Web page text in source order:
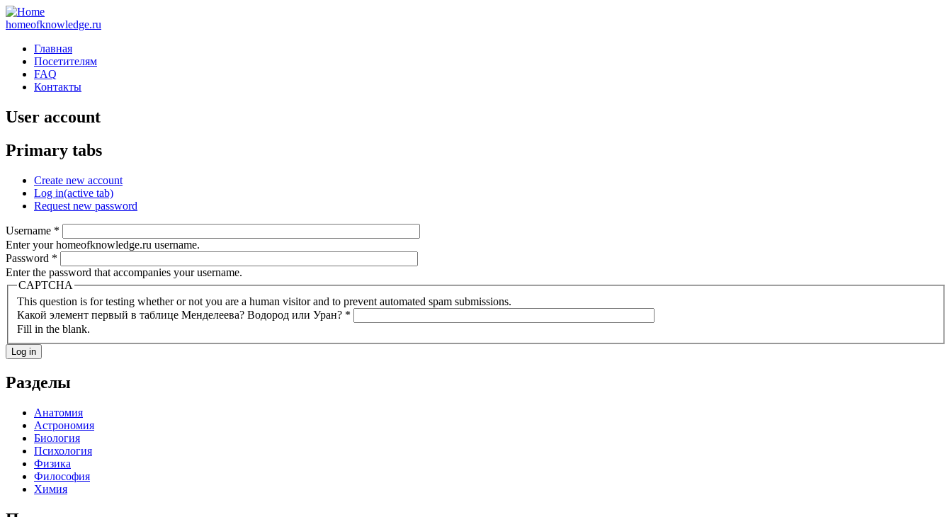
homeofknowledge.ru
Главная
Посетителям
FAQ
Контакты
User account
Primary tabs
Create new account
Log in(active tab)
Request new password
Username *
Enter your homeofknowledge.ru username.
Password *
Enter the password that accompanies your username.
CAPTCHA
This question is for testing whether or not you are a human visitor and to prevent automated spam submissions.
Какой элемент первый в таблице Менделеева? Водород или Уран? *
Fill in the blank.
Разделы
Анатомия
Астрономия
Биология
Психология
Физика
Философия
Химия